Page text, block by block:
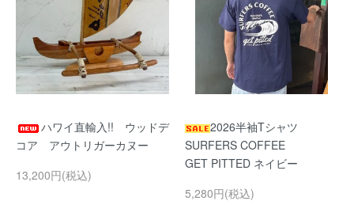
ハワイ直輸入!! ウッドデ
コア アウトリガーカヌー
13,200円(税込)
2026半袖Tシャツ
SURFERS COFFEE
GET PITTED ネイビー
5,280円(税込)